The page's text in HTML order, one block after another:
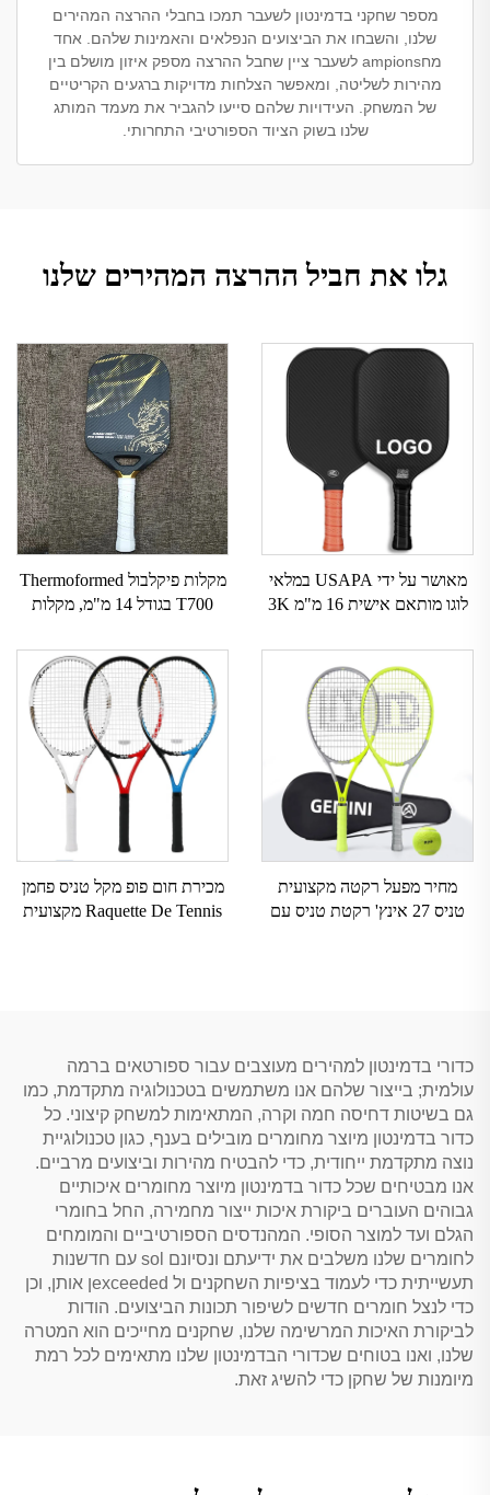
מספר שחקני בדמינטון לשעבר תמכו בחבלי ההרצה המהירים
שלנו, והשבחו את הביצועים הנפלאים והאמינות שלהם. אחד
מחampions לשעבר ציין שחבל ההרצה מספק איזון מושלם בין
מהירות לשליטה, ומאפשר הצלחות מדויקות ברגעים הקריטיים
של המשחק. העידויות שלהם סייעו להגביר את מעמד המותג
שלנו בשוק הציוד הספורטיבי התחרותי.
גלו את חביל ההרצה המהירים שלנו
מאושר על ידי USAPA במלאי
לוגו מותאם אישית 16 מ"מ 3K
משטח פחמן T700 סיבי פחמן
גולמיים לפיקלבול 2024
מקלות פיקלבול Thermoformed
T700 בגודל 14 מ"מ, מקלות
פחמן עם מרקם מעולה,
מאושרים על ידי USAPA,
רקטת פיקלבול
מחיר מפעל רקטה מקצועית
טניס 27 אינץ' רקטת טניס עם
מכירת חום פופ מקל טניס פחמן
Raquette De Tennis מקצועית
כדורי בדמינטון למהירים מעוצבים עבור ספורטאים ברמה
עולמית; בייצור שלהם אנו משתמשים בטכנולוגיה מתקדמת, כמו
גם בשיטות דחיסה חמה וקרה, המתאימות למשחק קיצוני. כל
כדור בדמינטון מיוצר מחומרים מובילים בענף, כגון טכנולוגיית
נוצה מתקדמת ייחודית, כדי להבטיח מהירות וביצועים מרביים.
אנו מבטיחים שכל כדור בדמינטון מיוצר מחומרים איכותיים
גבוהים העוברים ביקורת איכות ייצור מחמירה, החל בחומרי
הגלם ועד למוצר הסופי. המהנדסים הספורטיביים והמומחים
לחומרים שלנו משלבים את ידיעתם ונסיונם sol עם חדשנות
תעשייתית כדי לעמוד בציפיות השחקנים ול exceededן אותן, וכן
כדי לנצל חומרים חדשים לשיפור תכונות הביצועים. הודות
לביקורת האיכות המרשימה שלנו, שחקנים מחייכים הוא המטרה
שלנו, ואנו בטוחים שכדורי הבדמינטון שלנו מתאימים לכל רמת
מיומנות של שחקן כדי להשיג זאת.